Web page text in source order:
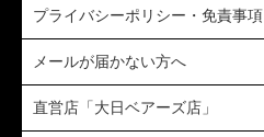
プライバシーポリシー・免責事項
メールが届かない方へ
直営店「大日ベアーズ店」